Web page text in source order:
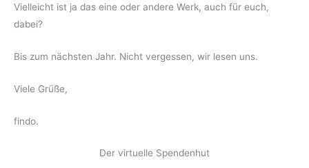
Vielleicht ist ja das eine oder andere Werk, auch für euch,
dabei?
Bis zum nächsten Jahr. Nicht vergessen, wir lesen uns.
Viele Grüße,
findo.
Der virtuelle Spendenhut